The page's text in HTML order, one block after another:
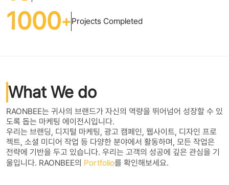
1000+Projects Completed
What We do
RAONBEE는 귀사의 브랜드가 자신의 역량을 뛰어넘어 성장할 수 있
도록 돕는 마케팅 에이전시입니다.
우리는 브랜딩, 디지털 마케팅, 광고 캠페인, 웹사이트, 디자인 프로
젝트, 소셜 미디어 작업 등 다양한 분야에서 활동하며, 모든 작업은
전략에 기반을 두고 있습니다. 우리는 고객의 성공에 깊은 관심을 기
울입니다. RAONBEE의 Portfolio를 확인해보세요.